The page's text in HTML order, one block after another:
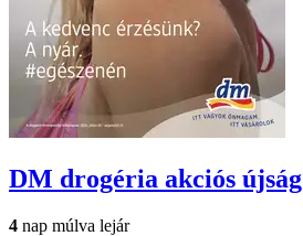
DM drogéria akciós újság
4 nap múlva lejár